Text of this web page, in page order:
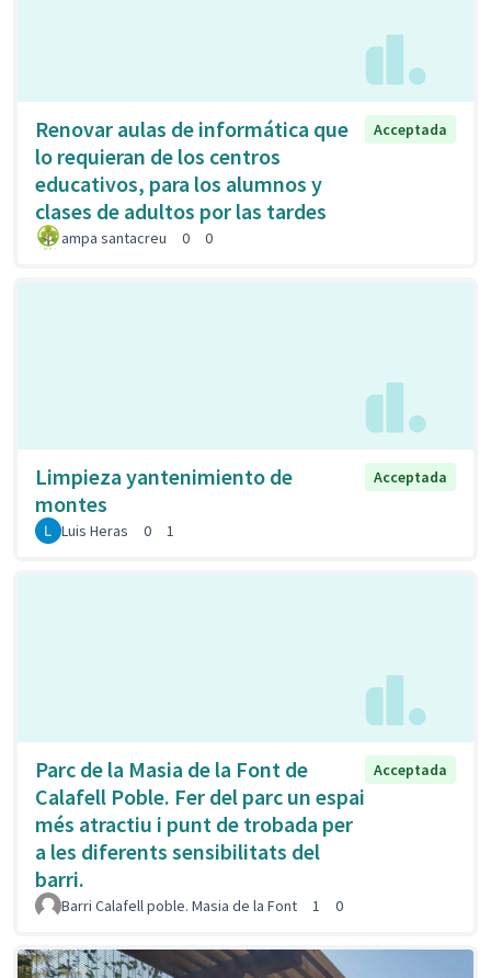
Renovar aulas de informática que
lo requieran de los centros
educativos, para los alumnos y
clases de adultos por las tardes
Acceptada
ampa santacreu 0 0
Limpieza yantenimiento de
montes
Acceptada
Luis Heras 0 1
Parc de la Masia de la Font de
Calafell Poble. Fer del parc un espai
més atractiu i punt de trobada per
a les diferents sensibilitats del
barri.
Acceptada
Barri Calafell poble. Masia de la Font 1 0